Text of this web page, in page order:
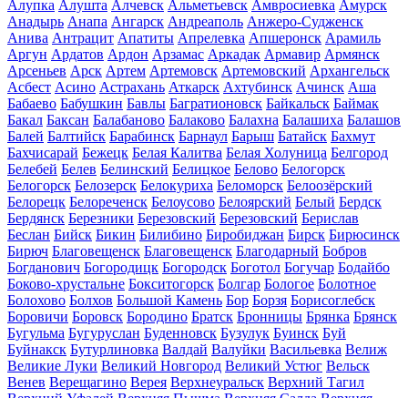
Алупка Алушта Алчевск Альметьевск Амвросиевка Амурск
Анадырь Анапа Ангарск Андреаполь Анжеро-Судженск
Анива Антрацит Апатиты Апрелевка Апшеронск Арамиль
Аргун Ардатов Ардон Арзамас Аркадак Армавир Армянск
Арсеньев Арск Артем Артемовск Артемовский Архангельск
Асбест Асино Астрахань Аткарск Ахтубинск Ачинск Аша
Бабаево Бабушкин Бавлы Багратионовск Байкальск Баймак
Бакал Баксан Балабаново Балаково Балахна Балашиха Балашов
Балей Балтийск Барабинск Барнаул Барыш Батайск Бахмут
Бахчисарай Бежецк Белая Калитва Белая Холуница Белгород
Белебей Белев Белинский Белицкое Белово Белогорск
Белогорск Белозерск Белокуриха Беломорск Белоозёрский
Белорецк Белореченск Белоусово Белоярский Белый Бердск
Бердянск Березники Березовский Березовский Берислав
Беслан Бийск Бикин Билибино Биробиджан Бирск Бирюсинск
Бирюч Благовещенск Благовещенск Благодарный Бобров
Богданович Богородицк Богородск Боготол Богучар Бодайбо
Боково-хрустальне Бокситогорск Болгар Бологое Болотное
Болохово Болхов Большой Камень Бор Борзя Борисоглебск
Боровичи Боровск Бородино Братск Бронницы Брянка Брянск
Бугульма Бугуруслан Буденновск Бузулук Буинск Буй
Буйнакск Бутурлиновка Валдай Валуйки Васильевка Велиж
Великие Луки Великий Новгород Великий Устюг Вельск
Венев Верещагино Верея Верхнеуральск Верхний Тагил